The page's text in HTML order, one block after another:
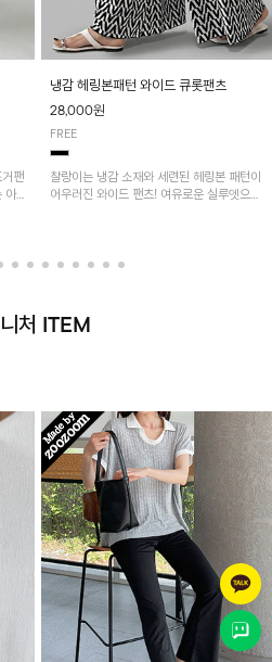
거팬
아
냉감 헤링본패턴 와이드 큐롯팬츠
28,000원
FREE
찰랑이는 냉감 소재와 세련된 헤링본 패턴이
어우러진 와이드 팬츠! 여유로운 실루엣으로
처 ITEM